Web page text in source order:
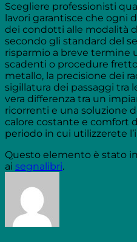
Scegliere professionisti
lavori garantisce che ogni
dei condotti alle modalità
secondo gli standard del
risparmio a breve termine
scadenti o procedure
metallo, la precisione dei
sigillatura dei passaggi tra
vera differenza tra un
ricorrenti e una soluzione
calore costante e comfort
periodo in cui utilizzerete
Questo elemento è stato
ai segnalibri.